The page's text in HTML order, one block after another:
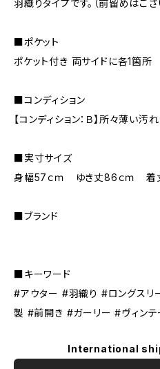
羽織りタイプです。（前留めはござ
■ポケット
ポケット付き 両サイドに各1箇所
■コンディション
【コンディション：Ｂ】所々薄い汚
■実寸サイズ
身幅57ｃｍ ゆき丈86ｃｍ 着
■ブランド
■キーワード
#アウター #羽織り #ロングスリ
製 #前開き #ガーリー #ヴィン
International